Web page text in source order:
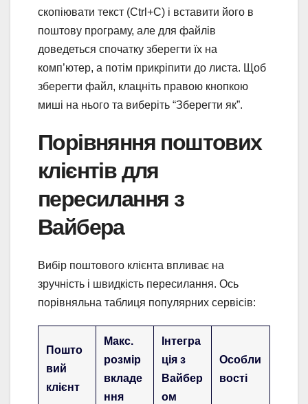
скопіювати текст (Ctrl+C) і вставити його в
поштову програму, але для файлів
доведеться спочатку зберегти їх на
комп’ютер, а потім прикріпити до листа. Щоб
зберегти файл, клацніть правою кнопкою
миші на нього та виберіть “Зберегти як”.
Порівняння поштових
клієнтів для
пересилання з
Вайбера
Вибір поштового клієнта впливає на
зручність і швидкість пересилання. Ось
порівняльна таблиця популярних сервісів:
Пошто
вий
клієнт
Макс.
розмір
вкладе
ння
Інтегра
ція з
Вайбер
ом
Особли
вості